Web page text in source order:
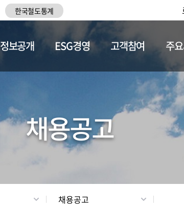
한국철도통계
채용정보
정보공개 ESG경영 고객참여 주
채용공고
채용공고